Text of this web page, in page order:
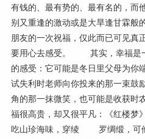
有钱的、最有势的、最有名的，而
别又重逢的激动或是大旱逢甘霖般
朋友的一次祝福，仅此而已可见真
要用心去感受。 其实，幸福是
的感受：它可能是冬日里父母为你
试失利时老师向你投来的那一束鼓
角的那一抹微笑，也可能是收获
福很高贵，却又很平凡：《红楼梦
吃山珍海味，穿绫 罗绸缎，可